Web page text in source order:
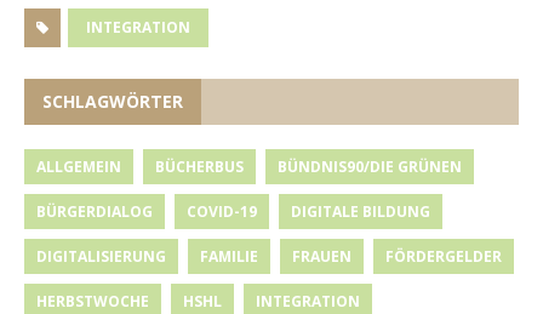
INTEGRATION
SCHLAGWÖRTER
ALLGEMEIN BÜCHERBUS BÜNDNIS90/DIE GRÜNEN
BÜRGERDIALOG COVID-19 DIGITALE BILDUNG
DIGITALISIERUNG FAMILIE FRAUEN FÖRDERGELDER
HERBSTWOCHE HSHL INTEGRATION